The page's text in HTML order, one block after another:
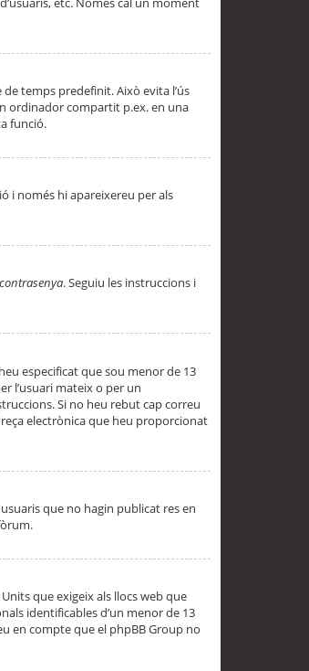
temps predefinit. Això evita l’ús
ordinador compartit p.ex. en una
funció.
i només hi apareixereu per als
. Seguiu les instruccions i
especificat que sou menor de 13
l’usuari mateix o per un
Si no heu rebut cap correu
electrònica que heu proporcionat
que no hagin publicat res en
que exigeix als llocs web que
identificables d’un menor de 13
en compte que el phpBB Group no